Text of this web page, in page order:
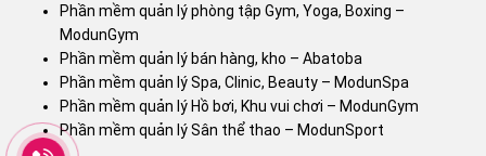
Phần mềm quản lý phòng tập Gym, Yoga, Boxing –
ModunGym
Phần mềm quản lý bán hàng, kho – Abatoba
Phần mềm quản lý Spa, Clinic, Beauty – ModunSpa
Phần mềm quản lý Hồ bơi, Khu vui chơi – ModunGym
Phần mềm quản lý Sân thể thao – ModunSport